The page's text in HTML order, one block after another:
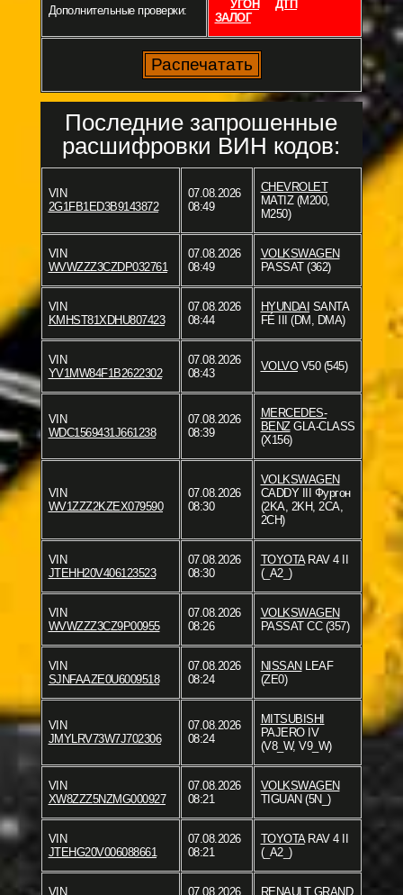
Дополнительные проверки: УГОН
ДТП
ЗАЛОГ
Последние запрошенные
расшифровки ВИН кодов:
VIN
2G1FB1ED3B9143872
07.08.2026
08:49
CHEVROLET
MATIZ (M200,
M250)
VIN
WVWZZZ3CZDP032761
07.08.2026
08:49
VOLKSWAGEN
PASSAT (362)
VIN
KMHST81XDHU807423
07.08.2026
08:44
HYUNDAI SANTA
FÉ III (DM, DMA)
VIN
YV1MW84F1B2622302
07.08.2026
08:43
VOLVOV50 (545)
VIN
WDC1569431J661238
07.08.2026
08:39
MERCEDES-
BENZGLA-CLASS
(X156)
VIN
WV1ZZZ2KZEX079590
07.08.2026
08:30
VOLKSWAGEN
CADDY III Фургон
(2KA, 2KH, 2CA,
2CH)
VIN
JTEHH20V406123523
07.08.2026
08:30
TOYOTARAV 4 II
(_A2_)
VIN
WVWZZZ3CZ9P00955
07.08.2026
08:26
VOLKSWAGEN
PASSAT CC (357)
VIN
SJNFAAZE0U6009518
07.08.2026
08:24
NISSAN LEAF
(ZE0)
VIN
JMYLRV73W7J702306
07.08.2026
08:24
MITSUBISHI
PAJERO IV
(V8_W, V9_W)
VIN
XW8ZZZ5NZMG000927
07.08.2026
08:21
VOLKSWAGEN
TIGUAN (5N_)
VIN
JTEHG20V006088661
07.08.2026
08:21
TOYOTARAV 4 II
(_A2_)
VIN
07.08.2026
RENAULTGRAND